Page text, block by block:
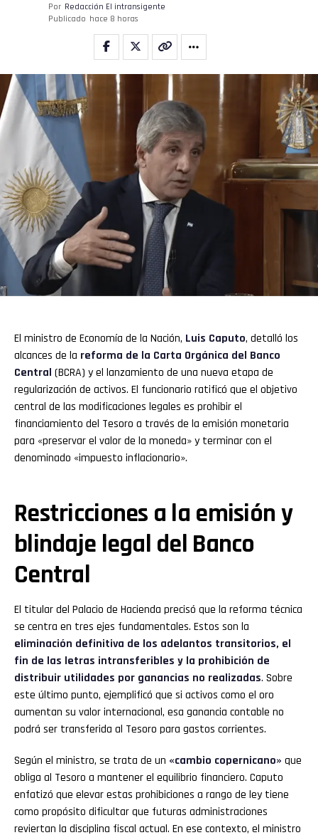
Por Redacción El intransigente
Publicado hace 8 horas
El ministro de Economía de la Nación, Luis Caputo, detalló los
alcances de la reforma de la Carta Orgánica del Banco
Central (BCRA) y el lanzamiento de una nueva etapa de
regularización de activos. El funcionario ratificó que el objetivo
central de las modificaciones legales es prohibir el
financiamiento del Tesoro a través de la emisión monetaria
para «preservar el valor de la moneda» y terminar con el
denominado «impuesto inflacionario».
Restricciones a la emisión y
blindaje legal del Banco
Central
El titular del Palacio de Hacienda precisó que la reforma técnica
se centra en tres ejes fundamentales. Estos son la
eliminación definitiva de los adelantos transitorios, el
fin de las letras intransferibles y la prohibición de
distribuir utilidades por ganancias no realizadas. Sobre
este último punto, ejemplificó que si activos como el oro
aumentan su valor internacional, esa ganancia contable no
podrá ser transferida al Tesoro para gastos corrientes.
Según el ministro, se trata de un «cambio copernicano» que
obliga al Tesoro a mantener el equilibrio financiero. Caputo
enfatizó que elevar estas prohibiciones a rango de ley tiene
como propósito dificultar que futuras administraciones
reviertan la disciplina fiscal actual. En ese contexto, el ministro